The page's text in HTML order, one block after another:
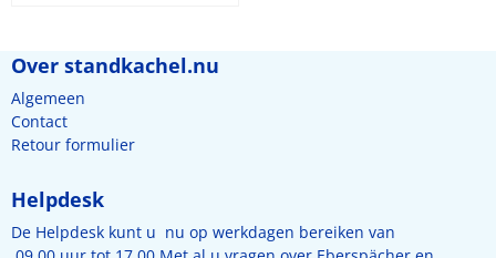
Over standkachel.nu
Algemeen
Contact
Retour formulier
Helpdesk
De Helpdesk kunt u nu op werkdagen bereiken van